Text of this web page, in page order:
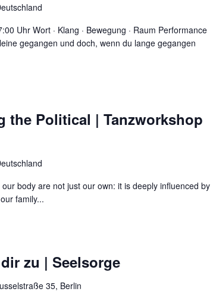
Uhr Wort · Klang · Bewegung · Raum Performance
gegangen und doch, wenn du lange gegangen
the Political | Tanzworkshop
body are not just our own: it is deeply influenced by
family...
zu | Seelsorge
35, Berlin